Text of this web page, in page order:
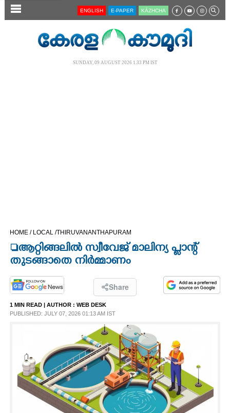
SECTIONS
OPINION
SPIRITUAL
INFO+
ENGLISH E-PAPER KĀZHCHA
SUNDAY, 09 AUGUST 2026 1.33 PM IST
HOME / LOCAL /THIRUVANANTHAPURAM
ആറ്റിങ്ങലിൽ സ്വീവേജ് മാലിന്യ പ്ലാന്റ്
തുടങ്ങാതെ നിർമ്മാണം
Share
1 MIN READ | AUTHOR : WEB DESK
PUBLISHED: JULY 07, 2026 01:13 AM IST